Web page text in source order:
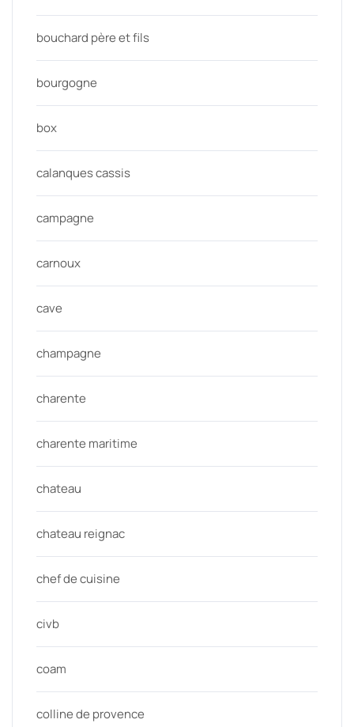
bouchard père et fils
bourgogne
box
calanques cassis
campagne
carnoux
cave
champagne
charente
charente maritime
chateau
chateau reignac
chef de cuisine
civb
coam
colline de provence